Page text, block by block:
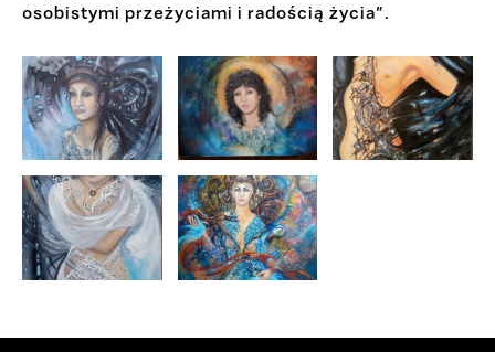
osobistymi przeżyciami i radością życia”.